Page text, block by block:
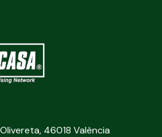
46018 València